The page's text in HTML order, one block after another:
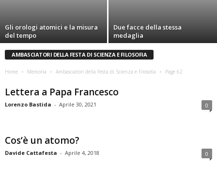
Gli orologi atomici e la misura
del tempo
Due facce della stessa
medaglia
AMBASCIATORI DELLA FESTA DI SCIENZA E FILOSOFIA
Home Memoria Ambasciatori della Festa di Scienza e Filosofia Page 62
Lettera a Papa Francesco
Lorenzo Bastida - Aprile 30, 2021 0
Cos’è un atomo?
Davide Cattafesta - Aprile 4, 2018 0